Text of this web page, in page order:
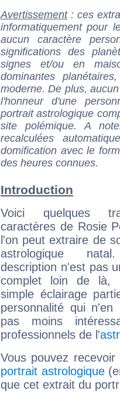
Avertissement: ces
informatiquement pour
aucun caractère
significations des
signes et/ou en
dominantes
moderne. De plus,
l'honneur d'une
portrait astrologique
site polémique. A
recalculées
domification avec le
des heures connues.
Introduction
Voici quelques
caractères de Rosie
l'on peut extraire de
astrologique
description n'est pas
complet loin de là,
simple éclairage
personnalité qui n'en
pas moins
professionnels de l'
Vous pouvez
portrait astrologique
que cet extrait du